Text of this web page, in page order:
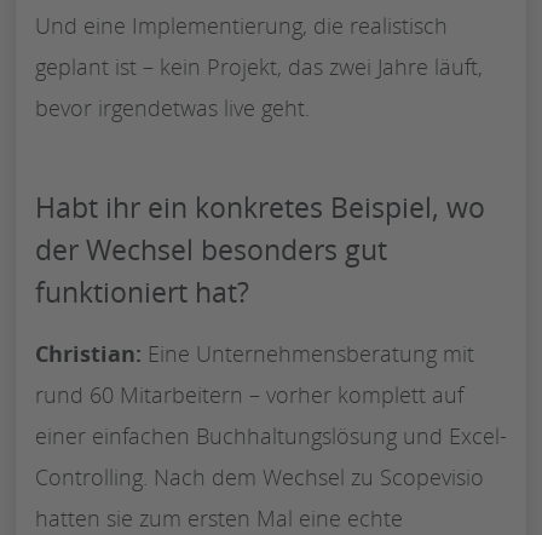
Und eine Implementierung, die realistisch
geplant ist – kein Projekt, das zwei Jahre läuft,
bevor irgendetwas live geht.
Habt ihr ein konkretes Beispiel, wo
der Wechsel besonders gut
funktioniert hat?
Christian: Eine Unternehmensberatung mit
rund 60 Mitarbeitern – vorher komplett auf
einer einfachen Buchhaltungslösung und Excel-
Controlling. Nach dem Wechsel zu Scopevisio
hatten sie zum ersten Mal eine echte